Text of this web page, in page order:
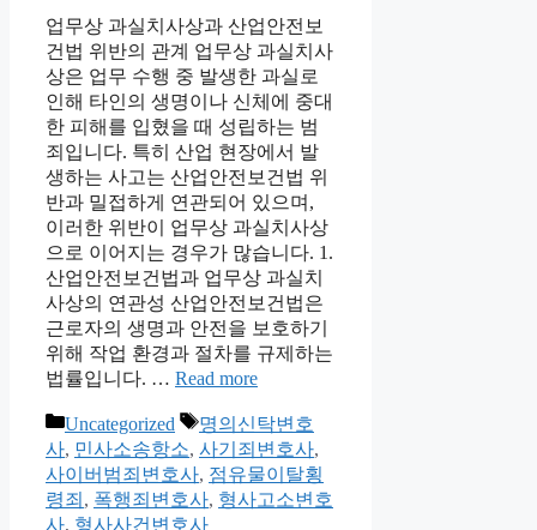
업무상 과실치사상과 산업안전보
건법 위반의 관계 업무상 과실치사
상은 업무 수행 중 발생한 과실로
인해 타인의 생명이나 신체에 중대
한 피해를 입혔을 때 성립하는 범
죄입니다. 특히 산업 현장에서 발
생하는 사고는 산업안전보건법 위
반과 밀접하게 연관되어 있으며,
이러한 위반이 업무상 과실치사상
으로 이어지는 경우가 많습니다. 1.
산업안전보건법과 업무상 과실치
사상의 연관성 산업안전보건법은
근로자의 생명과 안전을 보호하기
위해 작업 환경과 절차를 규제하는
법률입니다. … Read more
Categories
Uncategorized Tags
명의신탁변호
사, 민사소송항소, 사기죄변호사,
사이버범죄변호사, 점유물이탈횡
령죄 , 폭행죄변호사, 형사고소변호
사, 형사사건변호사